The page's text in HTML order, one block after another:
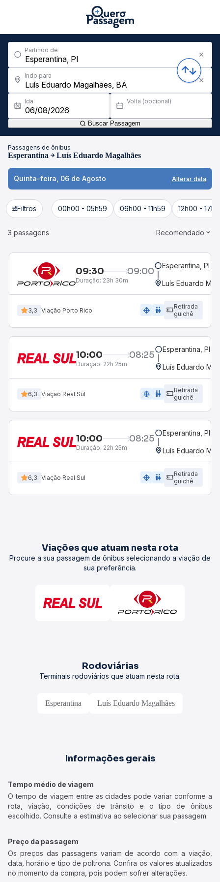
Partindo de
Indo para
Ida Volta (opcional)
Buscar Passagem
Passagens de ônibus
Esperantina Luís Eduardo Magalhães
Quinta-feira, 06 de Agosto Alterar data
Filtros 00h00 - 05h59 06h00 - 11h59 12h00 -
3 passagens Recomendado
09:30 09:00
Duração: 23h 30m
Esperantina, PI
Luís Eduardo
3,3 Viação Porto Rico ac_unit wc
Retirada
guichê
10:00 08:25
Duração: 22h 25m
Esperantina, PI
Luís Eduardo
6,3 Viação Real Sul ac_unit wc
Retirada
guichê
10:00 08:25
Duração: 22h 25m
Esperantina, PI
Luís Eduardo
6,3 Viação Real Sul ac_unit wc
Retirada
guichê
Viações que atuam nesta rota
Procure a sua passagem de ônibus selecionando a viação de
sua preferência.
Rodoviárias
Terminais rodoviários que atuam nesta rota.
Esperantina Luís Eduardo Magalhães
Informações gerais
Tempo médio de viagem
O tempo de viagem entre as cidades pode variar conforme a
rota, viação, condições de trânsito e o tipo de ônibus
escolhido. Consulte a estimativa ao selecionar sua passagem.
Preço da passagem
Os preços das passagens variam de acordo com a viação,
data, horário e tipo de poltrona. Confira os valores atualizados
no momento da compra, pois podem sofrer alterações.